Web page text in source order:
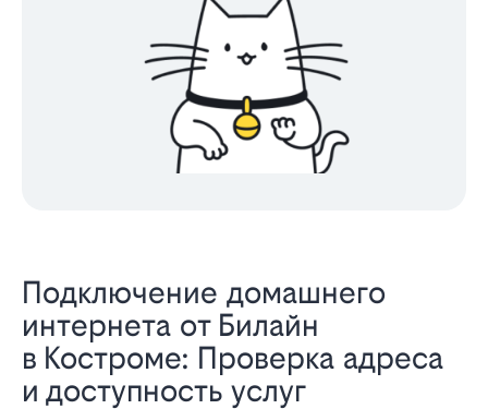
Подключение домашнего
интернета от Билайн
в Костроме: Проверка адреса
и доступность услуг